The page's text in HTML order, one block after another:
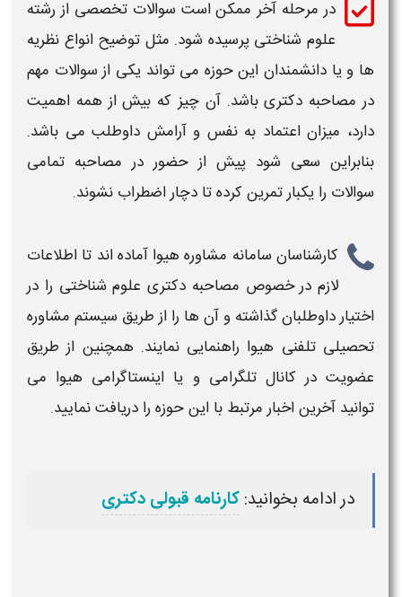
در مرحله آخر ممکن است سوالات تخصصی از رشته
علوم شناختیپرسیده شود. مثل توضیح انواع نظریه
ها و یا دانشمندان این حوزه می تواند یکی ازسوالات مهم
در مصاحبه دکتریباشد. آن چیز که بیش از همه اهمیت
دارد، میزان اعتماد به نفس و آرامش داوطلب می باشد.
بنابراین سعی شود پیش از حضور در مصاحبه تمامی
سوالات را یکبار تمرین کرده تا دچار اضطراب نشوند.
کارشناسان سامانه مشاوره هیوا آماده اند تا اطلاعات
لازم در خصوص مصاحبه دکتری علوم شناختی را در
اختیار داوطلبان گذاشته و آن ها را از طریق سیستم مشاوره
تحصیلی تلفنی هیوا راهنمایی نمایند. همچنین از طریق
عضویت در کانال تلگرامی و یا اینستاگرامی هیوا می
توانید آخرین اخبار مرتبط با این حوزه را دریافت نمایید.
در ادامه بخوانید:کارنامه قبولی دکتری